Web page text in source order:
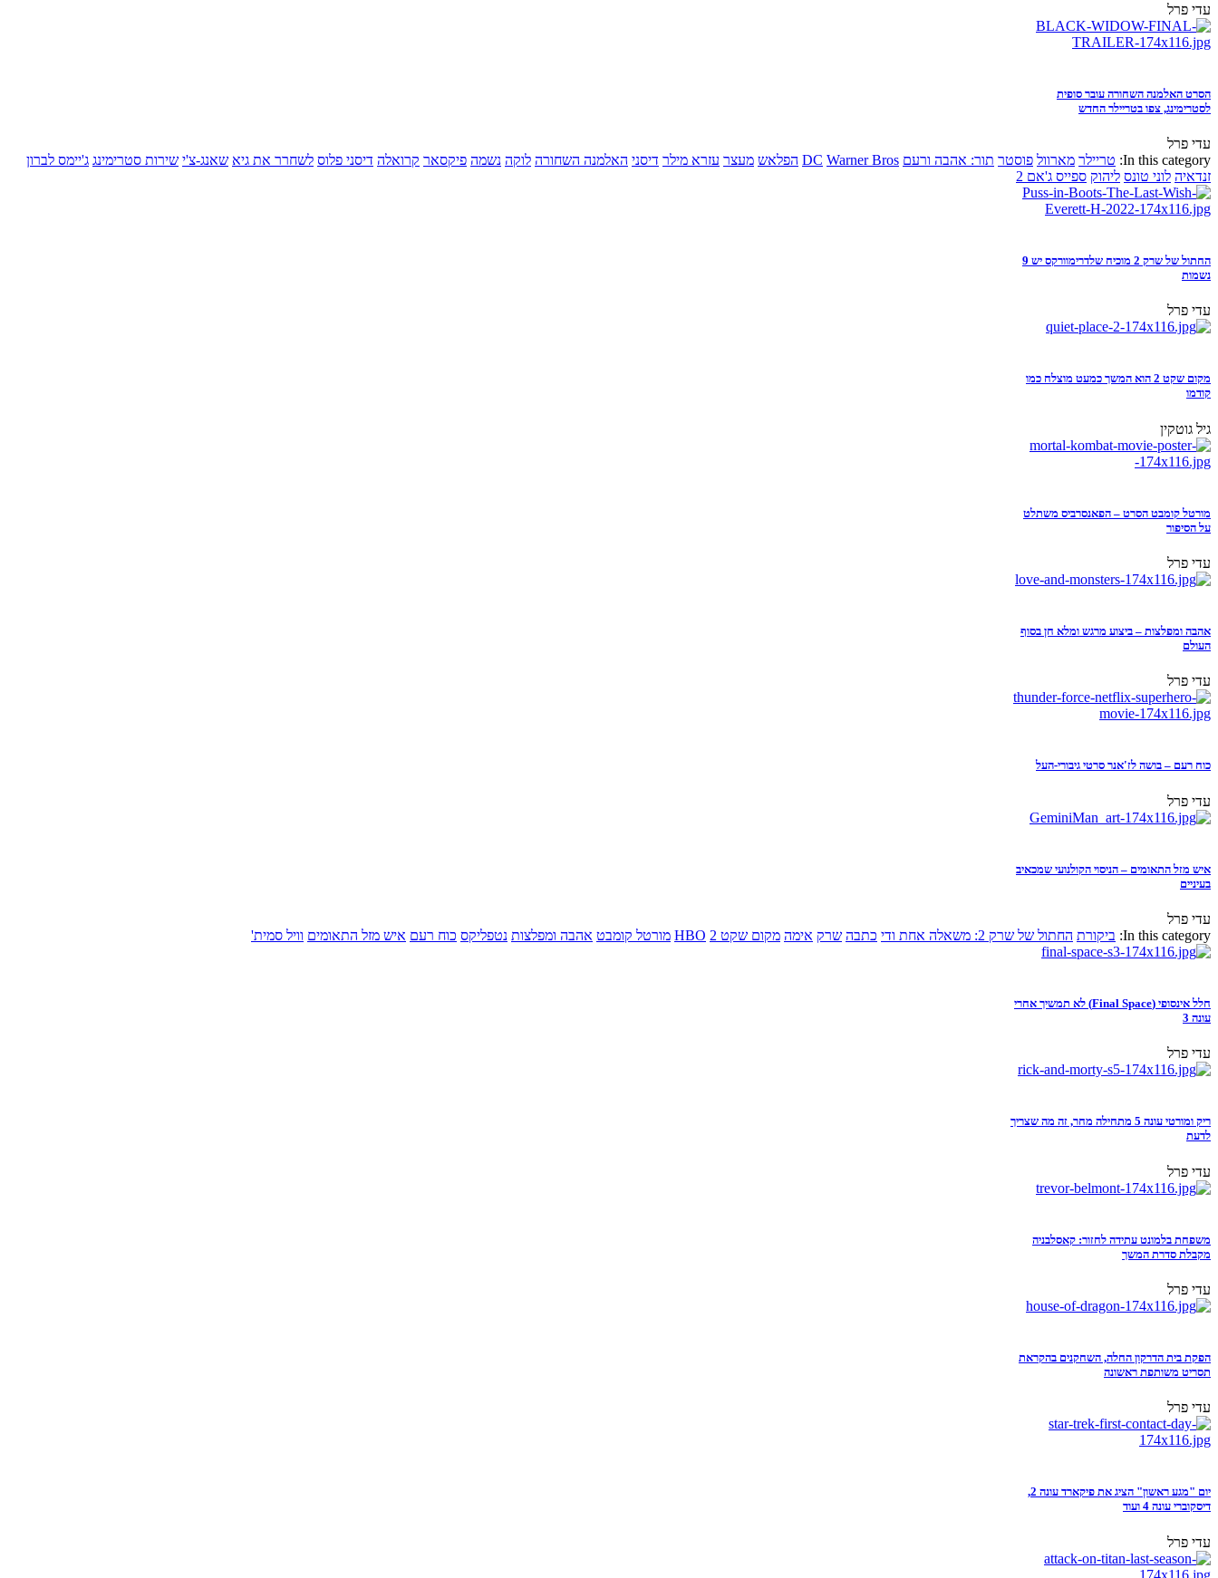
עדי פרל
הסרט האלמנה השחורה עובר סופית
לסטרימינג, צפו בטריילר החדש
עדי פרל
In this category: טריילר מארוול פוסטר תור: אהבה ורעם DC Warner Bros הפלאש מעצר עזרא מילר דיסני האלמנה השחורה לוקה נשמה פיקסאר קרואלה דיסני פלוס לשחרר את גיא שאנג-צ'י שירות סטרימינג ג'יימס לברון
זנדאיה לוני טונס ליהוק ספייס ג'אם 2
החתול של שרק 2 מוכיח שלדרימוורקס יש 9
נשמות
עדי פרל
מקום שקט 2 הוא המשך כמעט מוצלח כמו
קודמו
גיל גוטקין
מורטל קומבט הסרט – הפאנסרביס משתלט
על הסיפור
עדי פרל
אהבה ומפלצות – ביצוע מרגש ומלא חן בסוף
העולם
עדי פרל
כוח רעם – בושה לז'אנר סרטי גיבורי-העל
עדי פרל
איש מזל התאומים – הניסוי הקולנועי שמכאיב
בעיניים
עדי פרל
In this category: ביקורת החתול של שרק 2: משאלה אחת ודי כתבה שרק אימה מקום שקט 2 HBO מורטל קומבט אהבה ומפלצות נטפליקס כוח רעם איש מזל התאומים וויל סמית'
חלל אינסופי (Final Space) לא תמשיך אחרי
עונה 3
עדי פרל
ריק ומורטי עונה 5 מתחילה מחר, זה מה שצריך
לדעת
עדי פרל
משפחת בלמונט עתידה לחזור: קאסלבניה
מקבלת סדרת המשך
עדי פרל
הפקת בית הדרקון החלה, השחקנים בהקראת
תסריט משותפת ראשונה
עדי פרל
יום "מגע ראשון" הציג את פיקארד עונה 2,
דיסקוברי עונה 4 ועוד
עדי פרל